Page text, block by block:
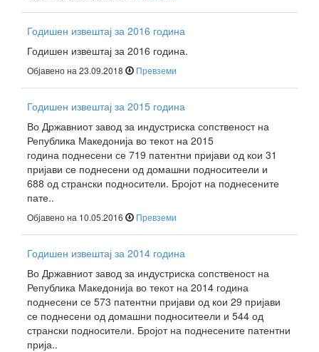
Годишен извештај за 2016 година
Годишен извештај за 2016 година.
Објавено на 23.09.2018 Превземи
Годишен извештај за 2015 година
Во Државниот завод за индустриска сопственост на
Република Македонија во текот на 2015
година поднесени се 719 патентни пријави од кои 31
пријави се поднесени од домашни подноситеели и
688 од странски подносители. Бројот на поднесените
пате..
Објавено на 10.05.2016 Превземи
Годишен извештај за 2014 година
Во Државниот завод за индустриска сопственост на
Република Македонија во текот на 2014 година
поднесени се 573 патентни пријави од кои 29 пријави
се поднесени од домашни подноситеели и 544 од
странски подносители. Бројот на поднесените патентни
прија..